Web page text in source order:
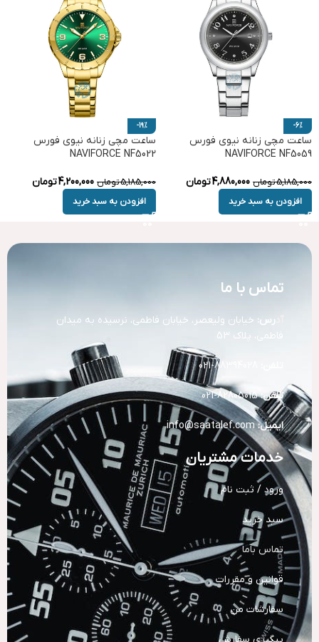
-6%
ساعت مچی زنانه نیوی فورس
NAVIFORCE NF5059
5,185,000تومان 4,880,000تومان
افزودن به سبد خرید
-19%
ساعت مچی زنانه نیوی فورس
NAVIFORCE NF5022
5,185,000تومان 4,200,000تومان
افزودن به سبد خرید
تماس با ما
رس: خیابان ولیعصر، خیابان فاطمی، نرسیده به میدان
فاطمی، پلاک 53
تلفن:82805015-021
ایمیل: info@saatalef.com
خدمات مشتریان
ورود / ثبت نام
سبد خرید
تماس باما
قوانین و مقررات
سفارشات من